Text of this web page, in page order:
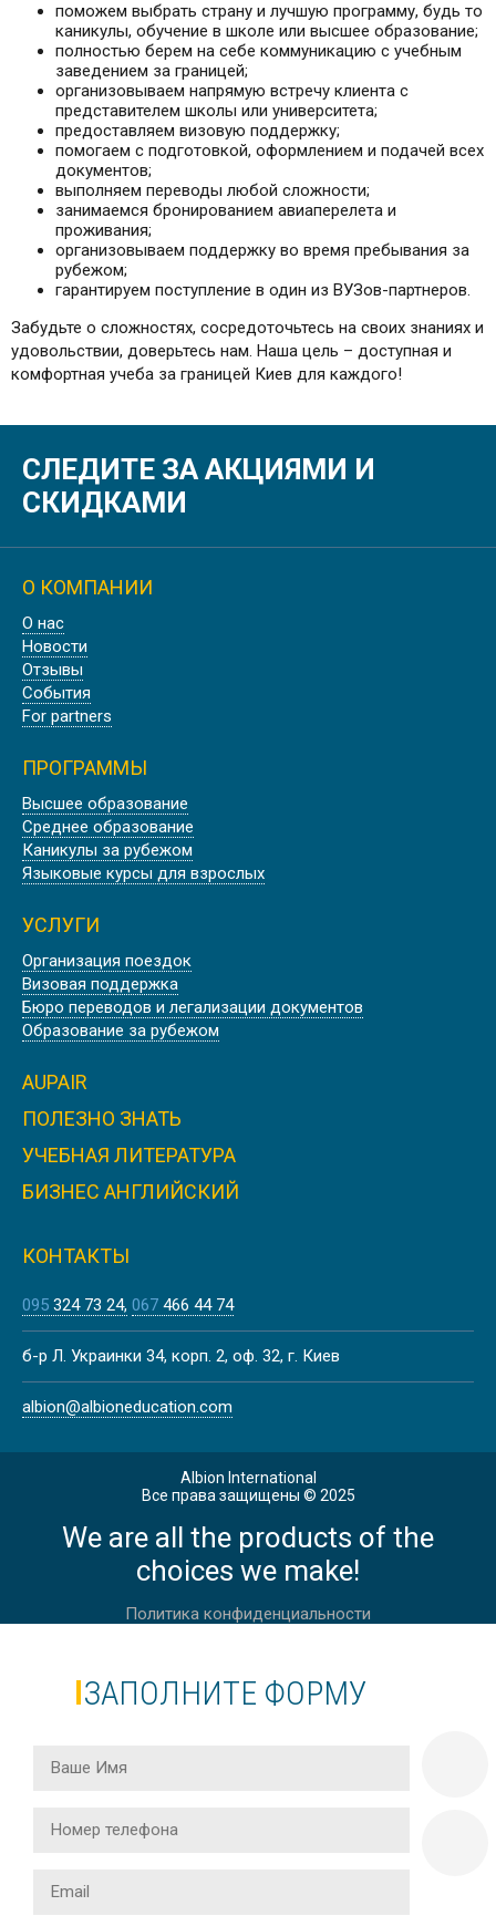
поможем выбрать страну и лучшую программу, будь то
каникулы, обучение в школе или высшее образование;
полностью берем на себе коммуникацию с учебным
заведением за границей;
организовываем напрямую встречу клиента с
представителем школы или университета;
предоставляем визовую поддержку;
помогаем с подготовкой, оформлением и подачей всех
документов;
выполняем переводы любой сложности;
занимаемся бронированием авиаперелета и
проживания;
организовываем поддержку во время пребывания за
рубежом;
гарантируем поступление в один из ВУЗов-партнеров.
Забудьте о сложностях, сосредоточьтесь на своих знаниях и
удовольствии, доверьтесь нам. Наша цель – доступная и
комфортная учеба за границей Киев для каждого!
СЛЕДИТЕ ЗА АКЦИЯМИ И
СКИДКАМИ
О КОМПАНИИ
О нас
Новости
Отзывы
События
For partners
ПРОГРАММЫ
Высшее образование
Среднее образование
Каникулы за рубежом
Языковые курсы для взрослых
УСЛУГИ
Организация поездок
Визовая поддержка
Бюро переводов и легализации документов
Образование за рубежом
AUPAIR
ПОЛЕЗНО ЗНАТЬ
УЧЕБНАЯ ЛИТЕРАТУРА
БИЗНЕС АНГЛИЙСКИЙ
КОНТАКТЫ
095 324 73 24 067 466 44 74
б-р Л. Украинки 34, корп. 2, оф. 32, г. Киев
albion@albioneducation.com
Albion International
Все права защищены © 2025
We are all the products of the
choices we make!
Политика конфиденциальности
ЗАПОЛНИТЕ ФОРМУ